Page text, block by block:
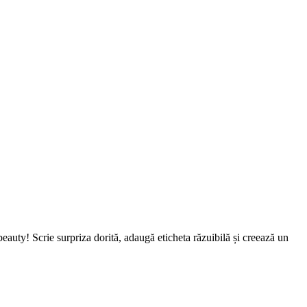
Scrie surpriza dorită, adaugă eticheta răzuibilă și creează un